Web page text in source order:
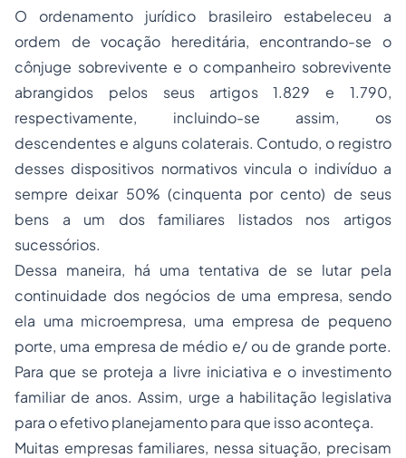
O ordenamento jurídico brasileiro estabeleceu a
ordem de vocação hereditária, encontrando-se o
cônjuge sobrevivente e o companheiro sobrevivente
abrangidos pelos seus artigos 1.829 e 1.790,
respectivamente, incluindo-se assim, os
descendentes e alguns colaterais. Contudo, o registro
desses dispositivos normativos vincula o indivíduo a
sempre deixar 50% (cinquenta por cento) de seus
bens a um dos familiares listados nos artigos
sucessórios.
Dessa maneira, há uma tentativa de se lutar pela
continuidade dos negócios de uma empresa, sendo
ela uma microempresa, uma empresa de pequeno
porte, uma empresa de médio e/ ou de grande porte.
Para que se proteja a livre iniciativa e o investimento
familiar de anos. Assim, urge a habilitação legislativa
para o efetivo planejamento para que isso aconteça.
Muitas empresas familiares, nessa situação, precisam